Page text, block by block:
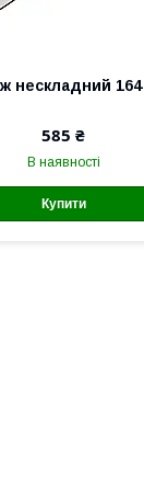
нескладний 164
585 ₴
В наявності
Купити